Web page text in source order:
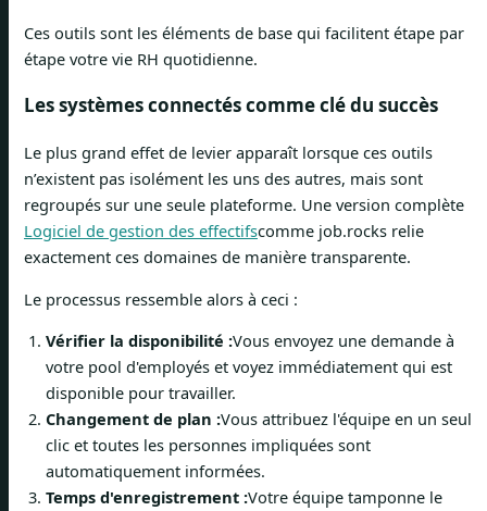
Ces outils sont les éléments de base qui facilitent étape par
étape votre vie RH quotidienne.
Les systèmes connectés comme clé du succès
Le plus grand effet de levier apparaît lorsque ces outils
n’existent pas isolément les uns des autres, mais sont
regroupés sur une seule plateforme. Une version complète
Logiciel de gestion des effectifscomme job.rocks relie
exactement ces domaines de manière transparente.
Le processus ressemble alors à ceci :
Vérifier la disponibilité :Vous envoyez une demande à
votre pool d'employés et voyez immédiatement qui est
disponible pour travailler.
Changement de plan :Vous attribuez l'équipe en un seul
clic et toutes les personnes impliquées sont
automatiquement informées.
Temps d'enregistrement :Votre équipe tamponne le